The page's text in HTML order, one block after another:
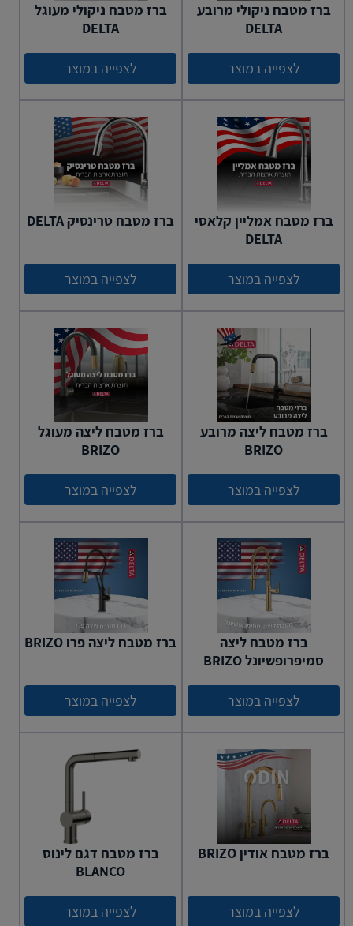
ברז מטבח ניקולי מרובע
DELTA
לצפייה במוצר
ברז מטבח ניקולי מעוגל
DELTA
לצפייה במוצר
ברז מטבח אמליין קלאסי
DELTA
לצפייה במוצר
ברז מטבח טרינסיק DELTA
לצפייה במוצר
ברז מטבח ליצה מרובע
BRIZO
לצפייה במוצר
ברז מטבח ליצה מעוגל
BRIZO
לצפייה במוצר
ברז מטבח ליצה
סמיפרופשיונל BRIZO
לצפייה במוצר
ברז מטבח ליצה פרו BRIZO
לצפייה במוצר
ברז מטבח אודין BRIZO
לצפייה במוצר
ברז מטבח דגם לינוס
BLANCO
לצפייה במוצר